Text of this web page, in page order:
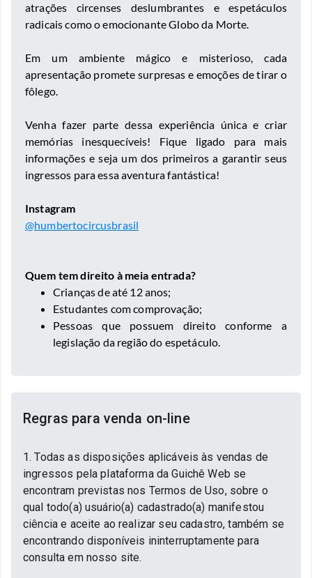
atrações circenses deslumbrantes e espetáculos
radicais como o emocionante Globo da Morte.
Em um ambiente mágico e misterioso, cada
apresentação promete surpresas e emoções de tirar o
fôlego.
Venha fazer parte dessa experiência única e criar
memórias inesquecíveis! Fique ligado para mais
informações e seja um dos primeiros a garantir seus
ingressos para essa aventura fantástica!
Instagram
@humbertocircusbrasil
Quem tem direito à meia entrada?
Crianças de até 12 anos;
Estudantes com comprovação;
Pessoas que possuem direito conforme a
legislação da região do espetáculo.
Regras para venda on-line
1. Todas as disposições aplicáveis às vendas de
ingressos pela plataforma da Guichê Web se
encontram previstas nos Termos de Uso, sobre o
qual todo(a) usuário(a) cadastrado(a) manifestou
ciência e aceite ao realizar seu cadastro, também se
encontrando disponíveis ininterruptamente para
consulta em nosso site.